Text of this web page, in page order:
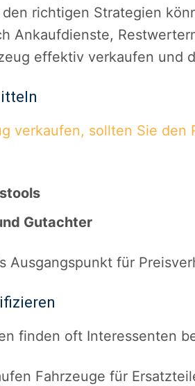
richtigen Strategien
Ankaufdienste,
effektiv verkaufen und
verkaufen, sollten Sie den
Gutachter
Ausgangspunkt für
finden oft Interessenten
Fahrzeuge für